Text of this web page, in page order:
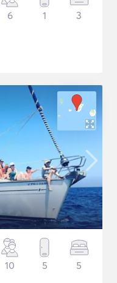
6 1 3
10 5 5